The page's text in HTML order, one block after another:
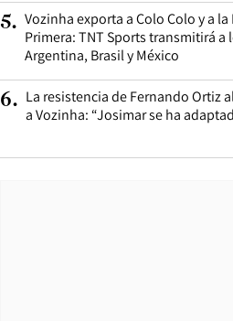
5. Vozinha exporta a Colo Colo y a la
Primera: TNT Sports transmitirá a
Argentina, Brasil y México
6. La resistencia de Fernando Ortiz
a Vozinha: “Josimar se ha